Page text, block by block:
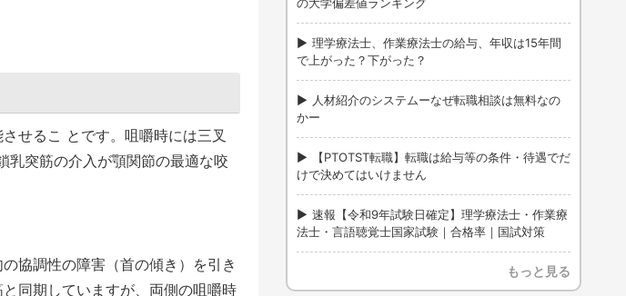
せるこ とです。咀嚼時には三叉
乳突筋の介入が顎関節の最適な咬
協調性の障害（首の傾き）を引き
同期していますが、両側の咀嚼時
理学療法士、作業療法士の給与、年収は15年間
で上がった？下がった？
人材紹介のシステムーなぜ転職相談は無料なの
かー
【PTOTST転職】転職は給与等の条件・待遇でだ
けで決めてはいけません
速報【令和9年試験日確定】理学療法士・作業療
法士・言語聴覚士国家試験｜合格率｜国試対策
もっと見る